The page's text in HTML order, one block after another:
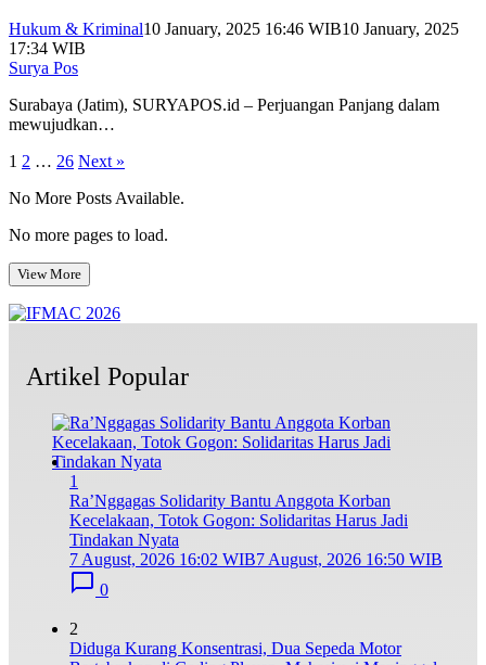
Hukum & Kriminal10 January, 2025 16:46 WIB10 January, 2025
17:34 WIB
Surya Pos
Surabaya (Jatim), SURYAPOS.id – Perjuangan Panjang dalam
mewujudkan…
Posts
pagination
1 2 … 26 Next »
No More Posts Available.
No more pages to load.
View More
Artikel Popular
1
Ra’Nggagas Solidarity Bantu Anggota Korban
Kecelakaan, Totok Gogon: Solidaritas Harus Jadi
Tindakan Nyata
7 August, 2026 16:02 WIB7 August, 2026 16:50 WIB
0
2
Diduga Kurang Konsentrasi, Dua Sepeda Motor